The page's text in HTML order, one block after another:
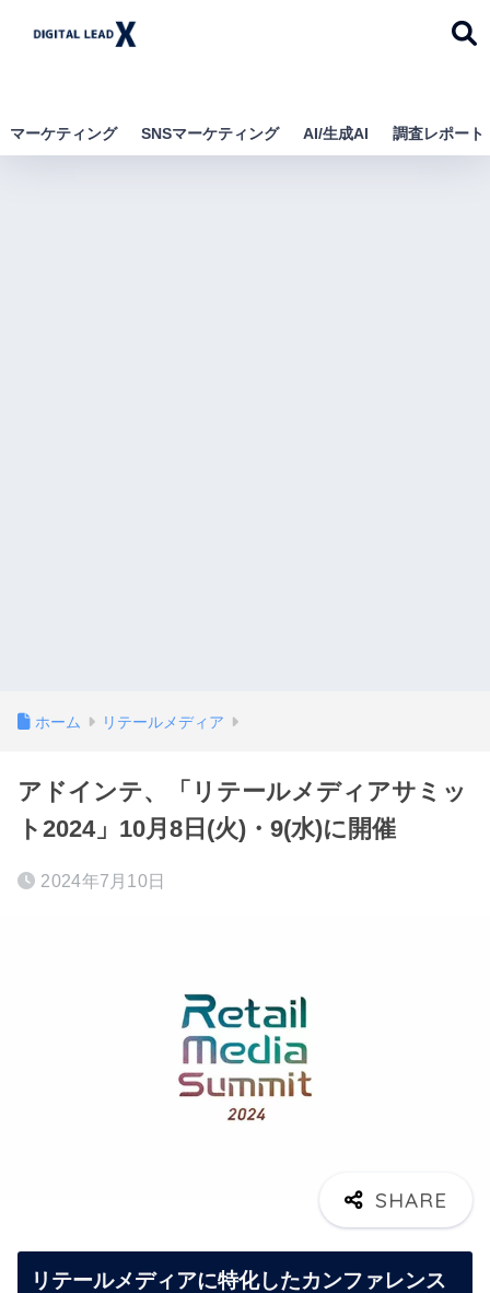
デジタルリードエック
マーケティング SNSマーケティング AI/生成AI 調査レポート
ホーム リテールメディア
アドインテ、「リテールメディアサミッ
ト2024」10月8日(火)・9(水)に開催
2024年7月10日
リテールメディアに特化したカンファレンス